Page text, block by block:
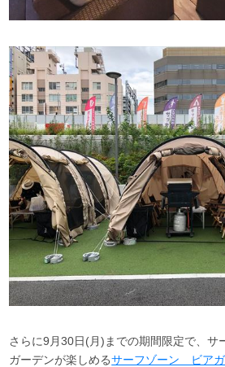
さらに9月30日(月)までの期間限定で、サ
ガーデンが楽しめるサーフゾーン ビアガ